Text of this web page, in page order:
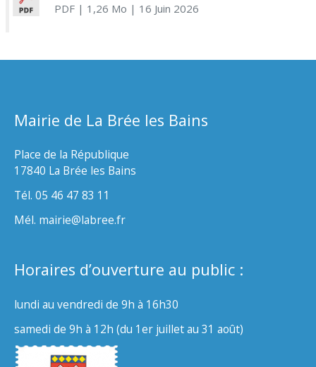
PDF| 1,26 Mo | 16 Juin 2026
Mairie de La Brée les Bains
Place de la République
17840 La Brée les Bains
Tél. 05 46 47 83 11
Mél. mairie@labree.fr
Horaires d’ouverture au public :
lundi au vendredi de 9h à 16h30
samedi de 9h à 12h (du 1er juillet au 31 août)